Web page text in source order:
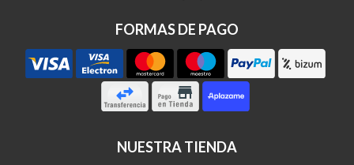
FORMAS DE PAGO
NUESTRA TIENDA